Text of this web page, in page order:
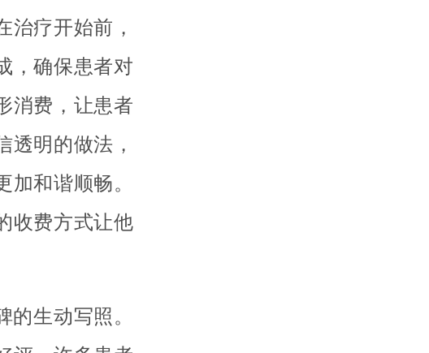
治疗开始前，
，确保患者对
消费，让患者
透明的做法，
和谐顺畅。
收费方式让他
生动写照。